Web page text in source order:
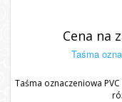
Cena na
Taśma
Taśma oznaczeniowa